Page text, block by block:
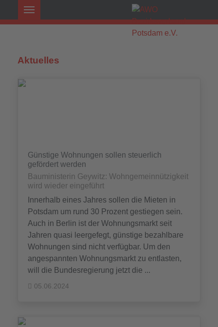
Aktuelles
Günstige Wohnungen sollen steuerlich
gefördert werden
Bauministerin Geywitz: Wohngemeinnützigkeit
wird wieder eingeführt
Innerhalb eines Jahres sollen die Mieten in
Potsdam um rund 30 Prozent gestiegen sein.
Auch in Berlin ist der Wohnungsmarkt seit
Jahren quasi leergefegt, günstige bezahlbare
Wohnungen sind nicht verfügbar. Um den
angespannten Wohnungsmarkt zu entlasten,
will die Bundesregierung jetzt die ...
05.06.2024